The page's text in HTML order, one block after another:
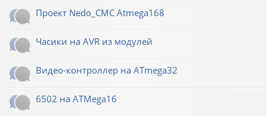
Проект Nedo_CMC Atmega168
Часики на AVR из модулей
Видео-контроллер на ATmega32
6502 на ATMega16